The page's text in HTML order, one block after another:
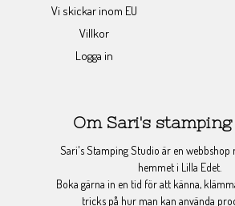
Vi skickar inom EU
Villkor
Logga in
Om Sari's
Sari's Stamping Studio är en webbshop
hemmet i Lilla Edet.
Boka gärna in en tid för att känna,
tricks på hur man kan använda